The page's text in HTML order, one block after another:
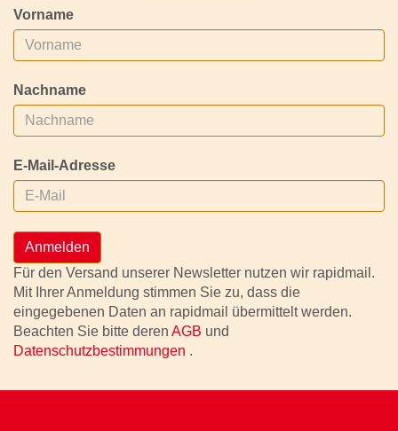
Vorname
Nachname
E-Mail-Adresse
Anmelden
Für den Versand unserer Newsletter nutzen wir rapidmail.
Mit Ihrer Anmeldung stimmen Sie zu, dass die
eingegebenen Daten an rapidmail übermittelt werden.
Beachten Sie bitte deren AGB und
Datenschutzbestimmungen .